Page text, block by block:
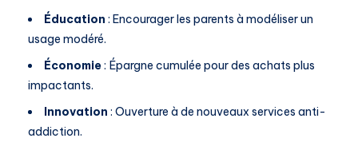
Éducation : Encourager les parents à modéliser un
usage modéré.
Économie: Épargne cumulée pour des achats plus
impactants.
Innovation : Ouverture à de nouveaux services anti-
addiction.